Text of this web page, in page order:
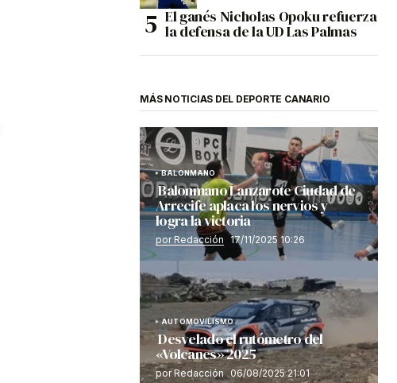
El ganés Nicholas Opoku refuerza
la defensa de la UD Las Palmas
MÁS NOTICIAS DEL DEPORTE CANARIO
BALONMANO
Balonmano Lanzarote Ciudad de
Arrecife aplaca los nervios y
logra la victoria
por Redacción 17/11/2025 10:26
AUTOMOVILISMO
Desvelado el rutómetro del
«Volcanes» 2025
por Redacción 06/08/2025 21:01